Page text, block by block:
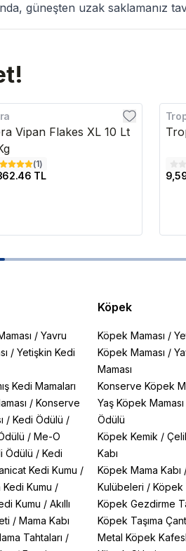
güneşten uzak saklamanız
Vipan Flakes XL 10 Lt
(1)
TL
/ Yavru
/ Yetişkin Kedi
Kedi Mamaları
/ Konserve
/ Kedi Ödülü /
/ Me-O
Ödülü / Kedi
Kedi Kumu /
Kumu /
Kumu / Akıllı
/ Mama Kabı
Tahtaları /
Köpek
Köpek Maması /
Köpek Maması /
Maması
Konserve Köpek
Yaş Köpek Maması
Ödülü
Köpek Kemik /
Kabı
Köpek Mama Kabı
Kulübeleri /Köpek
Köpek Gezdirme
Köpek Taşıma
Metal Köpek